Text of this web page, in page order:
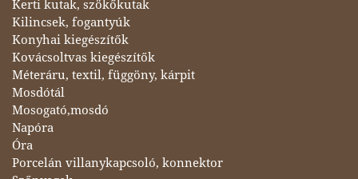
Kerti kutak, szökőkutak
Kilincsek, fogantyúk
Konyhai kiegészítők
Kovácsoltvas kiegészítők
Méteráru, textil, függöny, kárpit
Mosdótál
Mosogató,mosdó
Napóra
Óra
Porcelán villanykapcsoló, konnektor